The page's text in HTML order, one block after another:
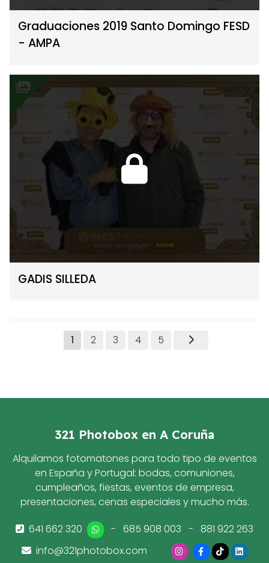
Graduaciones 2019 Santo Domingo FESD
- AMPA
GADIS SILLEDA
1 2 3 4 5
321 Photobox en A Coruña
Alquilamos fotomatones para todo tipo de eventos
en España y Portugal: bodas, comuniones,
cumpleaños, fiestas, eventos de empresa,
presentaciones, cenas especiales y mucho más.
641 662 320
- 685 908 003 - 881 922 263
info@321photobox.com